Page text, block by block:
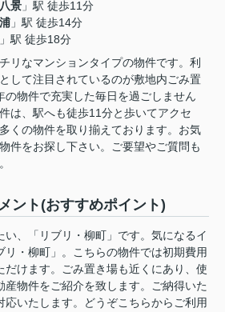
景 」駅 徒歩11分
」駅 徒歩14分
」駅 徒歩18分
リなマンションタイプの物件です。利
して注目されているのが敷地内ごみ置
の物件で充実した毎日を過ごしません
は、駅へも徒歩11分と歩いてアクセ
くの物件を取り揃えております。お気
件をお探し下さい。ご要望やご質問も
ント(おすすめポイント)
い、「リブリ・柳町」です。気になるイ
リ・柳町」。こちらの物件では初期費用
だけます。ごみ置き場も近くにあり、使
産物件をご紹介を致します。ご納得いた
応いたします。どうぞこちらからご利用